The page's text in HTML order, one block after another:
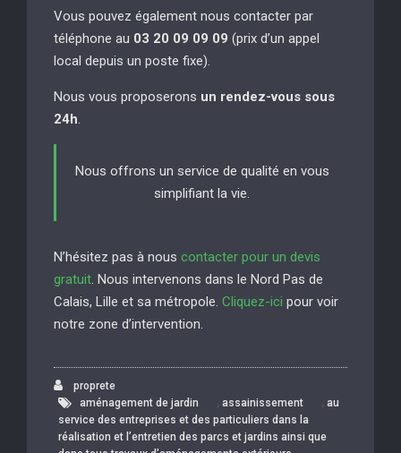
Vous pouvez également nous contacter par
téléphone au 03 20 09 09 09 (prix d’un appel
local depuis un poste fixe).
Nous vous proposerons un rendez-vous sous
24h.
Nous offrons un service de qualité en vous
simplifiant la vie.
N’hésitez pas à nous contacter pour un devis
gratuit. Nous intervenons dans le Nord Pas de
Calais, Lille et sa métropole. Cliquez-ici pour voir
notre zone d’intervention.
proprete
aménagement de jardin
, assainissement , au
service des entreprises et des particuliers dans la
réalisation et l’entretien des parcs et jardins ainsi que